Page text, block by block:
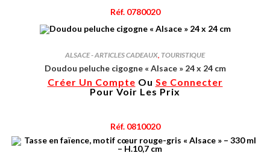
Réf. 0780020
ALSACE - ARTICLES CADEAUX TOURISTIQUE
Doudou peluche cigogne « Alsace » 24 x 24 cm
Créer Un Compte Ou Se Connecter
Pour Voir Les Prix
Réf. 0810020